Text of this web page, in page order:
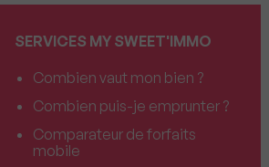
SERVICES MY SWEET'IMMO
Combien vaut mon bien ?
Combien puis-je emprunter ?
Comparateur de forfaits
mobile